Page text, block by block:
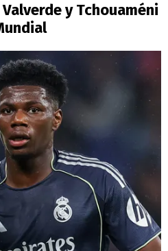
y Tchouaméni